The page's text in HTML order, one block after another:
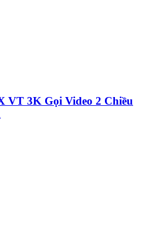
VT 3K Gọi Video 2 Chiều